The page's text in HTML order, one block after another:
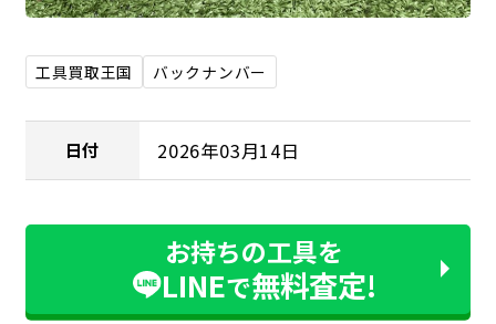
工具買取王国 バックナンバー
日付 2026年03月14日
お持ちの工具を
LINEで無料査定!